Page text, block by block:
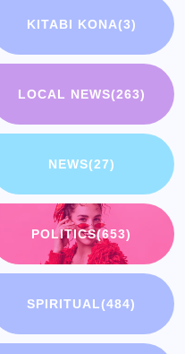
KITABI KONA(3)
LOCAL NEWS(263)
NEWS(27)
POLITICS(653)
SPIRITUAL(484)